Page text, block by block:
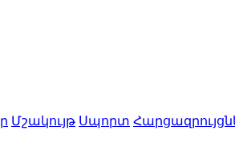
Մշակույթ Սպորտ